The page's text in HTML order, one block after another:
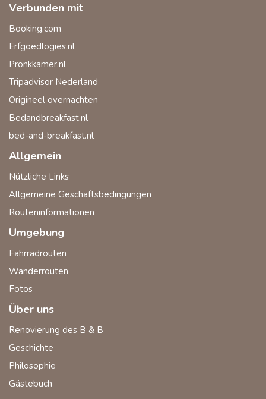
Verbunden mit
Booking.com
Erfgoedlogies.nl
Pronkkamer.nl
Tripadvisor Nederland
Origineel overnachten
Bedandbreakfast.nl
bed-and-breakfast.nl
Allgemein
Nützliche Links
Allgemeine Geschäftsbedingungen
Routeninformationen
Umgebung
Fahrradrouten
Wanderrouten
Fotos
Über uns
Renovierung des B & B
Geschichte
Philosophie
Gästebuch